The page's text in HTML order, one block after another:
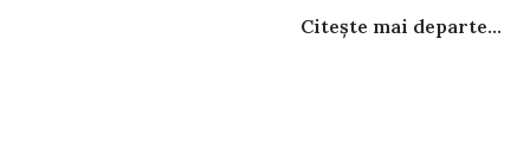
Citește mai departe...